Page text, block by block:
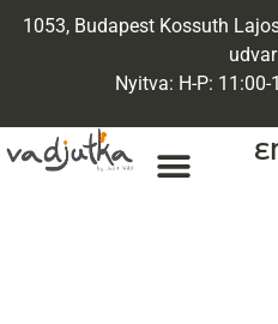
1053, Budapest Kossuth
Nyitva: H-P: